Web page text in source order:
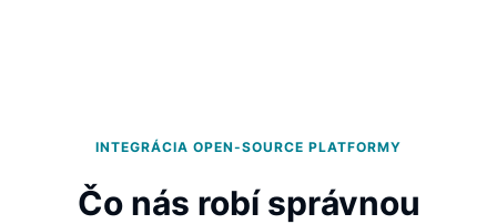
INTEGRÁCIA OPEN-SOURCE PLATFORMY
Čo nás robí správnou